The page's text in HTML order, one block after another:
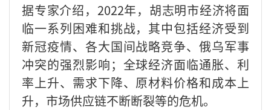
据专家介绍， 2022年，胡志明市经济将面
临一系列困难和挑战，其中包括经济受到
新冠疫情、各大国间战略竞争、俄乌军事
冲突的强烈影响；全球经济面临通胀、利
率上升、需求下降、原材料价格和成本上
升，市场供应链不断断裂等的危机。